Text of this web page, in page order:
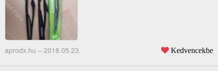
aprodx.hu – 2018.05.23. Kedvencekbe